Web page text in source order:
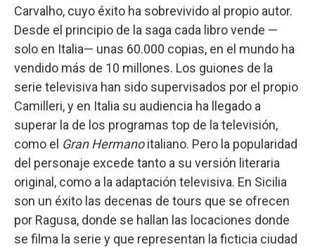
Carvalho, cuyo éxito ha sobrevivido al propio autor.
Desde el principio de la saga cada libro vende —
solo en Italia— unas 60.000 copias, en el mundo ha
vendido más de 10 millones. Los guiones de la
serie televisiva han sido supervisados por el propio
Camilleri, y en Italia su audiencia ha llegado a
superar la de los programas top de la televisión,
como el Gran Hermanoitaliano. Pero la popularidad
del personaje excede tanto a su versión literaria
original, como a la adaptación televisiva. En Sicilia
son un éxito las decenas de tours que se ofrecen
por Ragusa, donde se hallan las locaciones donde
se filma la serie y que representan la ficticia ciudad